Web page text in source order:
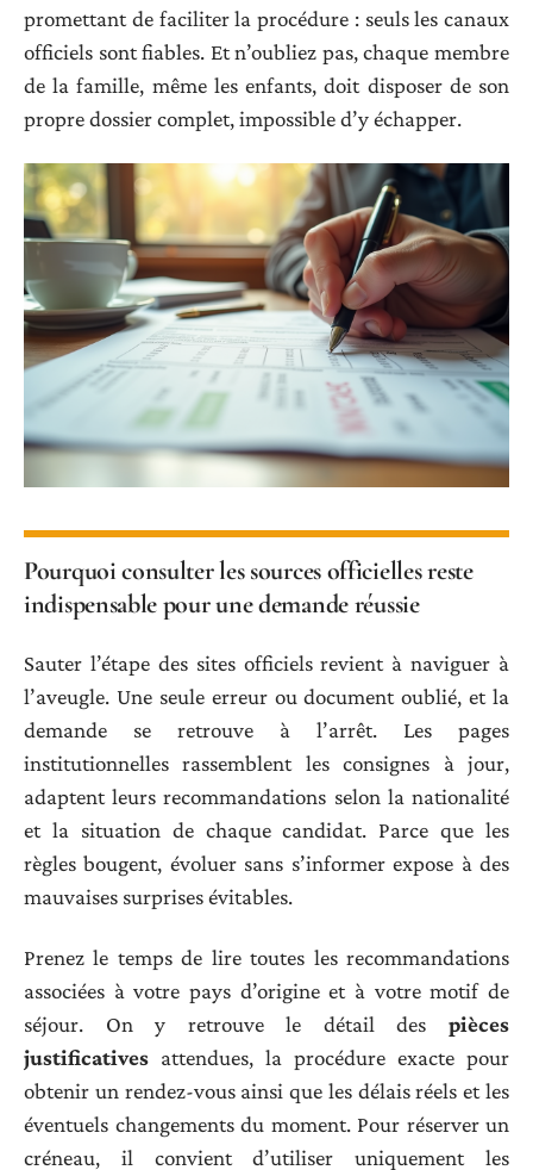
promettant de faciliter la procédure : seuls les canaux
officiels sont fiables. Et n’oubliez pas, chaque membre
de la famille, même les enfants, doit disposer de son
propre dossier complet, impossible d’y échapper.
Pourquoi consulter les sources officielles reste
indispensable pour une demande réussie
Sauter l’étape des sites officiels revient à naviguer à
l’aveugle. Une seule erreur ou document oublié, et la
demande se retrouve à l’arrêt. Les pages
institutionnelles rassemblent les consignes à jour,
adaptent leurs recommandations selon la nationalité
et la situation de chaque candidat. Parce que les
règles bougent, évoluer sans s’informer expose à des
mauvaises surprises évitables.
Prenez le temps de lire toutes les recommandations
associées à votre pays d’origine et à votre motif de
séjour. On y retrouve le détail des pièces
justificatives attendues, la procédure exacte pour
obtenir un rendez-vous ainsi que les délais réels et les
éventuels changements du moment. Pour réserver un
créneau, il convient d’utiliser uniquement les